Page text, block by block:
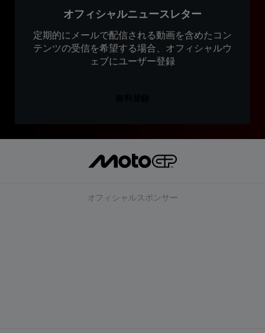
オフィシャルニュースレター
定期的にメールで配信される動画を含めたコン
テンツの受信を希望する場合、オフィシャルウ
ェブにユーザー登録
オフィシャルスポンサー